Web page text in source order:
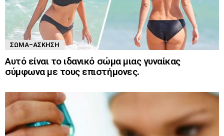
ΣΏΜΑ-ΆΣΚΗΣΗ
Αυτό είναι το ιδανικό σώμα μιας γυναίκας
σύμφωνα με τους επιστήμονες.